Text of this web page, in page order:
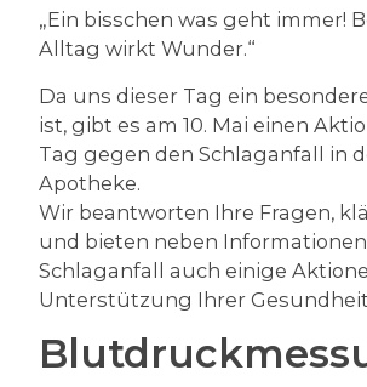
„Ein bisschen was geht immer!
Alltag wirkt Wunder.“
Da uns dieser Tag ein
ist, gibt es am 10. Mai einen
Tag gegen den Schlaganfall in
Apotheke.
Wir beantworten Ihre Fragen,
und bieten neben
Schlaganfall auch einige
Unterstützung Ihrer